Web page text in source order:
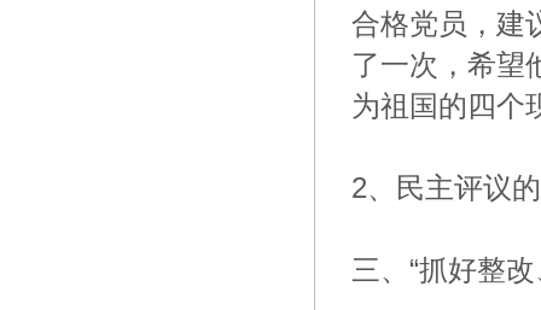
合格党员，建
了一次，希望
为祖国的四个
2、民主评议
三、“抓好整